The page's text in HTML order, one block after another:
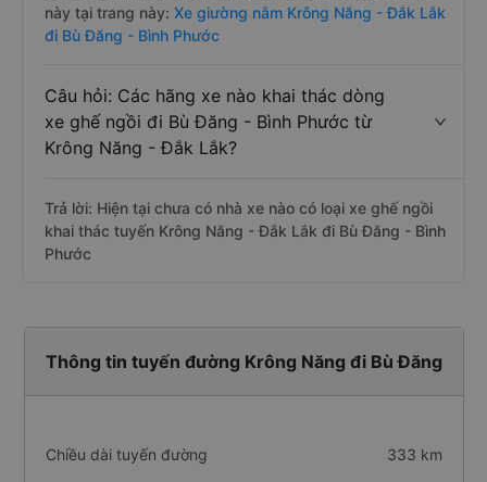
này tại trang này: Xe giường nằm Krông Năng - Đắk Lắk
đi Bù Đăng - Bình Phước
Câu hỏi: Các hãng xe nào khai thác dòng
xe ghế ngồi đi Bù Đăng - Bình Phước từ
Krông Năng - Đắk Lắk?
Trả lời: Hiện tại chưa có nhà xe nào có loại xe ghế ngồi
khai thác tuyến Krông Năng - Đắk Lắk đi Bù Đăng - Bình
Phước
Thông tin tuyến đường Krông Năng đi Bù Đăng
Chiều dài tuyến đường 333 km